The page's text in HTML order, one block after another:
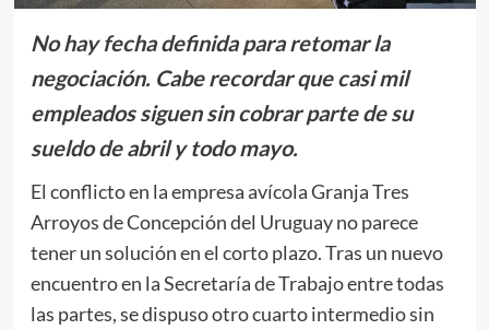
No hay fecha definida para retomar la
negociación. Cabe recordar que casi mil
empleados siguen sin cobrar parte de su
sueldo de abril y todo mayo.
El conflicto en la empresa avícola Granja Tres
Arroyos de Concepción del Uruguay no parece
tener un solución en el corto plazo. Tras un nuevo
encuentro en la Secretaría de Trabajo entre todas
las partes, se dispuso otro cuarto intermedio sin